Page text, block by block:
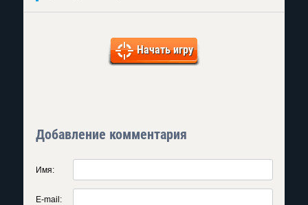
Начать игру
Добавление комментария
Имя:
E-mail: